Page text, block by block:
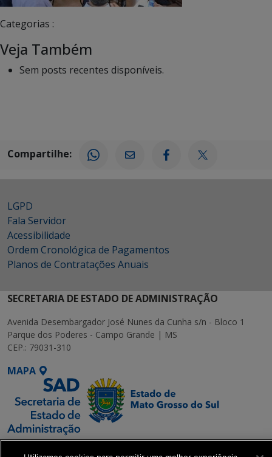
Categorias :
Veja Também
Sem posts recentes disponíveis.
Compartilhe:
LGPD
Fala Servidor
Acessibilidade
Ordem Cronológica de Pagamentos
Planos de Contratações Anuais
SECRETARIA DE ESTADO DE ADMINISTRAÇÃO
Avenida Desembargador José Nunes da Cunha s/n - Bloco 1
Parque dos Poderes - Campo Grande | MS
CEP.: 79031-310
MAPA